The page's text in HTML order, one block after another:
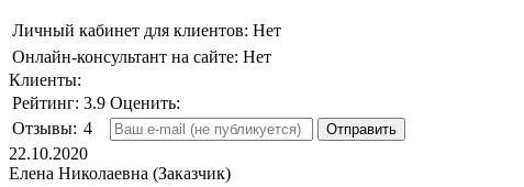
Личный кабинет для клиентов: Нет
Онлайн-консультант на сайте: Нет
Клиенты:
Рейтинг: 3.9 Оценить:
Отзывы: 4
22.10.2020
Елена Николаевна (Заказчик)